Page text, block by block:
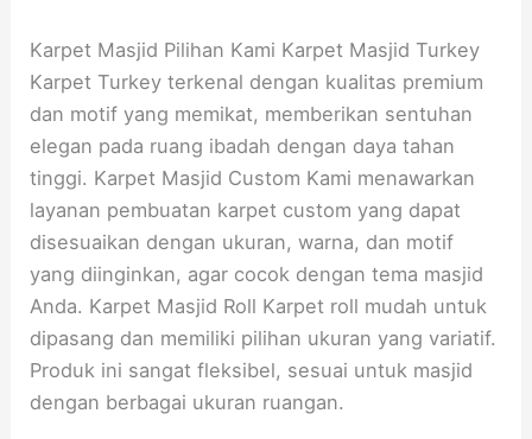
Karpet Masjid Pilihan Kami Karpet Masjid Turkey
Karpet Turkey terkenal dengan kualitas premium
dan motif yang memikat, memberikan sentuhan
elegan pada ruang ibadah dengan daya tahan
tinggi. Karpet Masjid Custom Kami menawarkan
layanan pembuatan karpet custom yang dapat
disesuaikan dengan ukuran, warna, dan motif
yang diinginkan, agar cocok dengan tema masjid
Anda. Karpet Masjid Roll Karpet roll mudah untuk
dipasang dan memiliki pilihan ukuran yang variatif.
Produk ini sangat fleksibel, sesuai untuk masjid
dengan berbagai ukuran ruangan.